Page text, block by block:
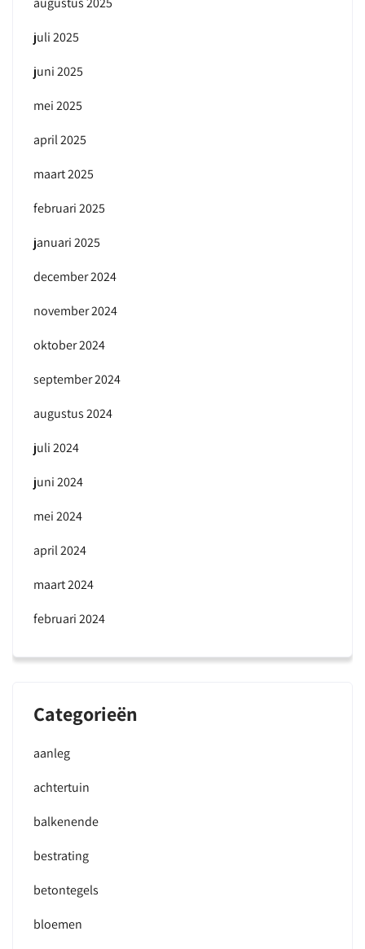
juli 2025
juni 2025
mei 2025
april 2025
maart 2025
februari 2025
januari 2025
december 2024
november 2024
oktober 2024
september 2024
augustus 2024
juli 2024
juni 2024
mei 2024
april 2024
maart 2024
februari 2024
Categorieën
aanleg
achtertuin
balkenende
bestrating
betontegels
bloemen